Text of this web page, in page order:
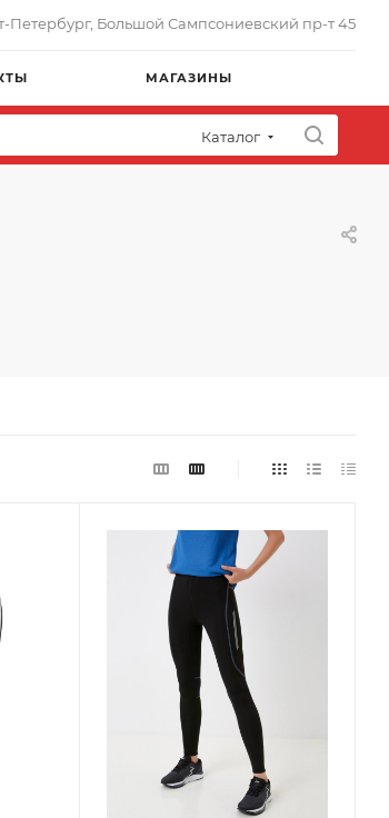
Петербург, Большой Сампсониевский пр-т 45
МАГАЗИНЫ
Каталог